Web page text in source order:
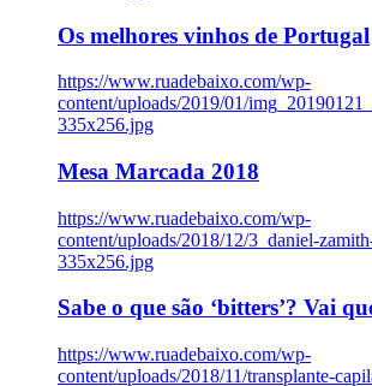
Os melhores vinhos de Portugal
https://www.ruadebaixo.com/wp-
content/uploads/2019/01/
335x256.jpg
Mesa Marcada 2018
https://www.ruadebaixo.com/wp-
content/uploads/2018/12/3_daniel-
335x256.jpg
Sabe o que são ‘bitters’? Vai
https://www.ruadebaixo.com/wp-
content/uploads/2018/11/transplante-